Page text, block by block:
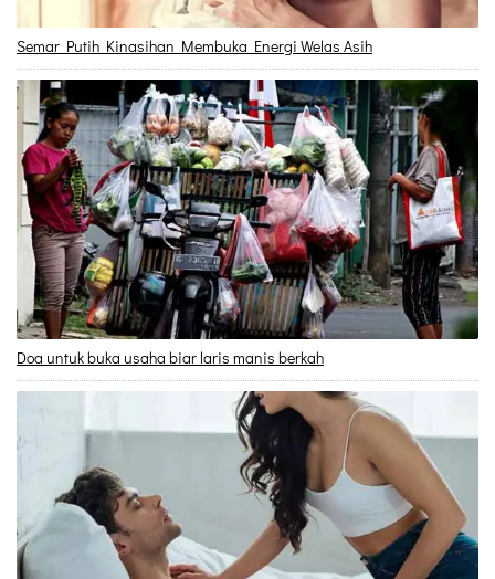
Semar Putih Kinasihan Membuka Energi Welas Asih
Doa untuk buka usaha biar laris manis berkah